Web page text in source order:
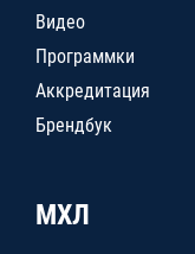
Видео
Программки
Аккредитация
Брендбук
МХЛ